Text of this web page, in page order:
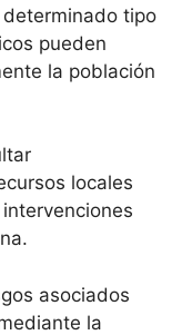
tipo
pueden
la población
locales
asociados
la